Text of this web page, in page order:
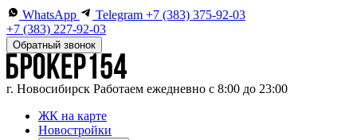
WhatsApp Telegram +7 (383) 375-92-03
+7 (383) 227-92-03
Обратный звонок
г. Новосибирск Работаем ежедневно с 8:00 до 23:00
ЖК на карте
Новостройки